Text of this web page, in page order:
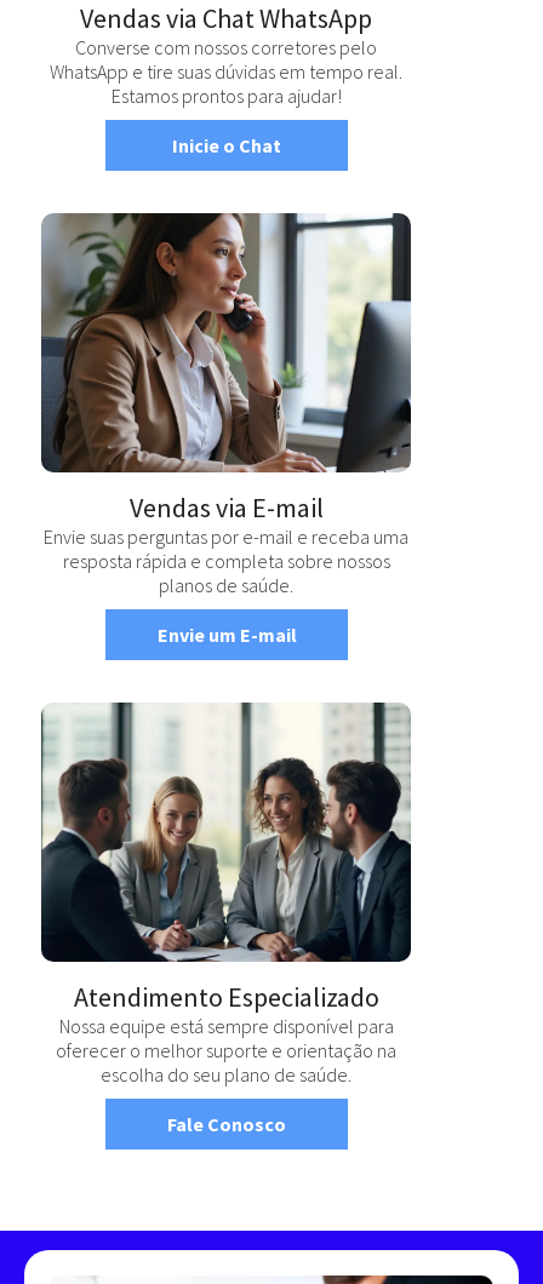
Vendas via Chat WhatsApp
Converse com nossos corretores pelo
WhatsApp e tire suas dúvidas em tempo real.
Estamos prontos para ajudar!
Inicie o Chat
Vendas via E-mail
Envie suas perguntas por e-mail e receba uma
resposta rápida e completa sobre nossos
planos de saúde.
Envie um E-mail
Atendimento Especializado
Nossa equipe está sempre disponível para
oferecer o melhor suporte e orientação na
escolha do seu plano de saúde.
Fale Conosco